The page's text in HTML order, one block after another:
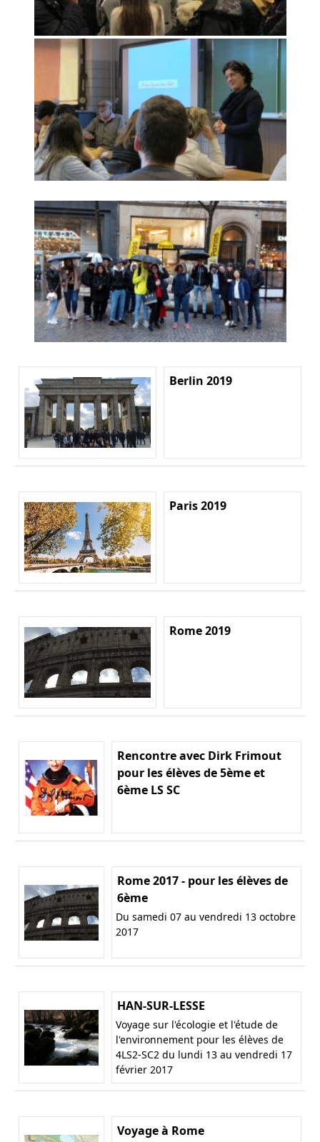
Berlin 2019
Paris 2019
Rome 2019
Rencontre avec Dirk Frimout
pour les élèves de 5ème et
6ème LS SC
Rome 2017 - pour les élèves de
6ème
Du samedi 07 au vendredi 13 octobre
2017
HAN-SUR-LESSE
Voyage sur l'écologie et l'étude de
l'environnement pour les élèves de
4LS2-SC2 du lundi 13 au vendredi 17
février 2017
Voyage à Rome